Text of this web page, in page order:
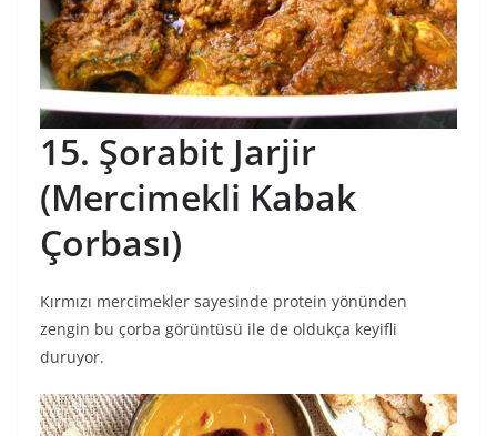
15. Şorabit Jarjir
(Mercimekli Kabak
Çorbası)
Kırmızı mercimekler sayesinde protein yönünden
zengin bu çorba görüntüsü ile de oldukça keyifli
duruyor.